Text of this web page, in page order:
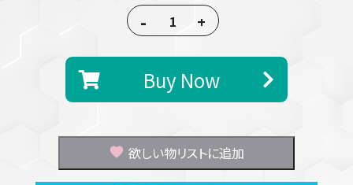
- +
Buy Now
欲しい物リストに追加